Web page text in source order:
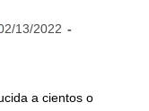
13/2022
a cientos o